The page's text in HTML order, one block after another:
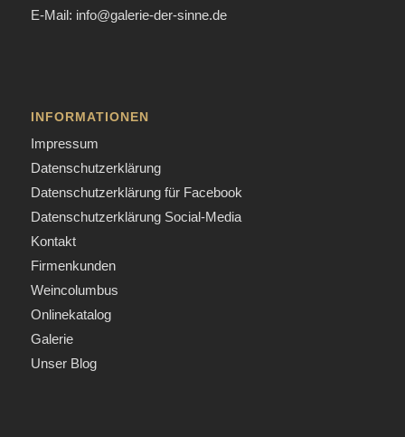
E-Mail: info@galerie-der-sinne.de
INFORMATIONEN
Impressum
Datenschutzerklärung
Datenschutzerklärung für Facebook
Datenschutzerklärung Social-Media
Kontakt
Firmenkunden
Weincolumbus
Onlinekatalog
Galerie
Unser Blog